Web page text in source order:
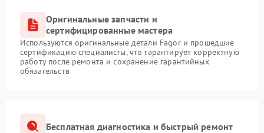
Оригинальные запчасти и
сертифицированные мастера
Используются оригинальные детали Fagor и прошедшие
сертификацию специалисты, что гарантирует корректную
работу после ремонта и сохранение гарантийных
обязательств
Бесплатная диагностика и быстрый ремонт